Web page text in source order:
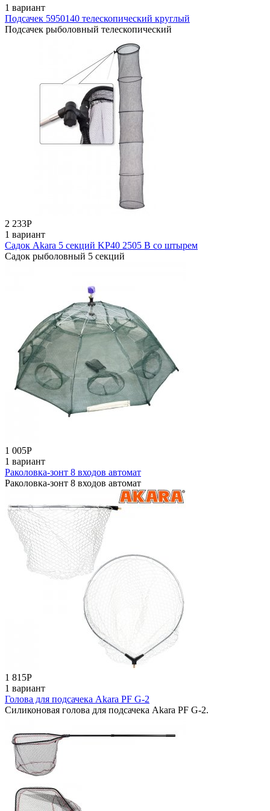
1 вариант
Подсачек 5950140 телескопический круглый
Подсачек рыболовный телескопический
2 233Р
1 вариант
Садок Akara 5 секций KP40 2505 B со штырем
Садок рыболовный 5 секций
1 005Р
1 вариант
Раколовка-зонт 8 входов автомат
Раколовка-зонт 8 входов автомат
1 815Р
1 вариант
Голова для подсачека Akara PF G-2
Силиконовая голова для подсачека Akara PF G-2.